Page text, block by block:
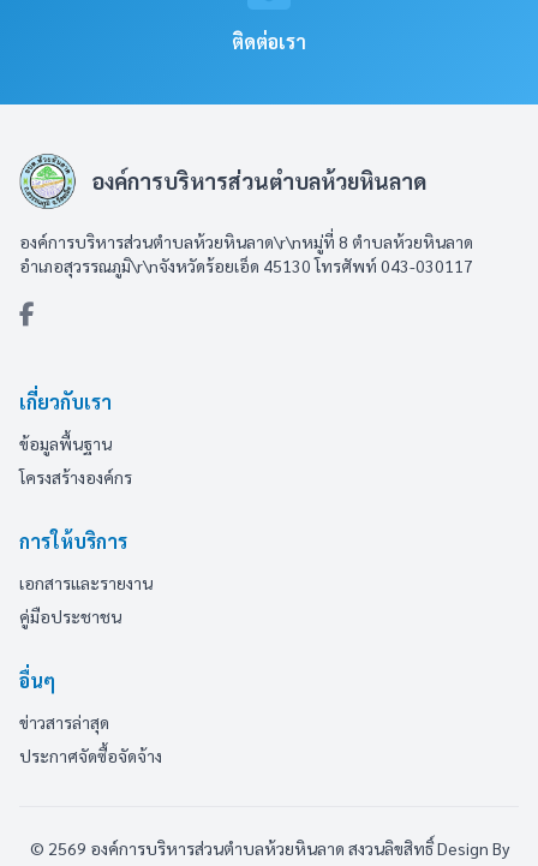
ติดต่อเรา
องค์การบริหารส่วนตำบลห้วยหินลาด
องค์การบริหารส่วนตำบลห้วยหินลาด\r\nหมู่ที่ 8 ตำบลห้วยหินลาด
อำเภอสุวรรณภูมิ\r\nจังหวัดร้อยเอ็ด 45130 โทรศัพท์ 043-030117
เกี่ยวกับเรา
ข้อมูลพื้นฐาน
โครงสร้างองค์กร
การให้บริการ
เอกสารและรายงาน
คู่มือประชาชน
อื่นๆ
ข่าวสารล่าสุด
ประกาศจัดซื้อจัดจ้าง
© 2569 องค์การบริหารส่วนตำบลห้วยหินลาด สงวนลิขสิทธิ์Design By